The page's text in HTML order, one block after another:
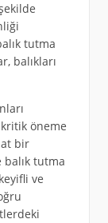
tutma
balıkları
öneme
bir
tutma
ve